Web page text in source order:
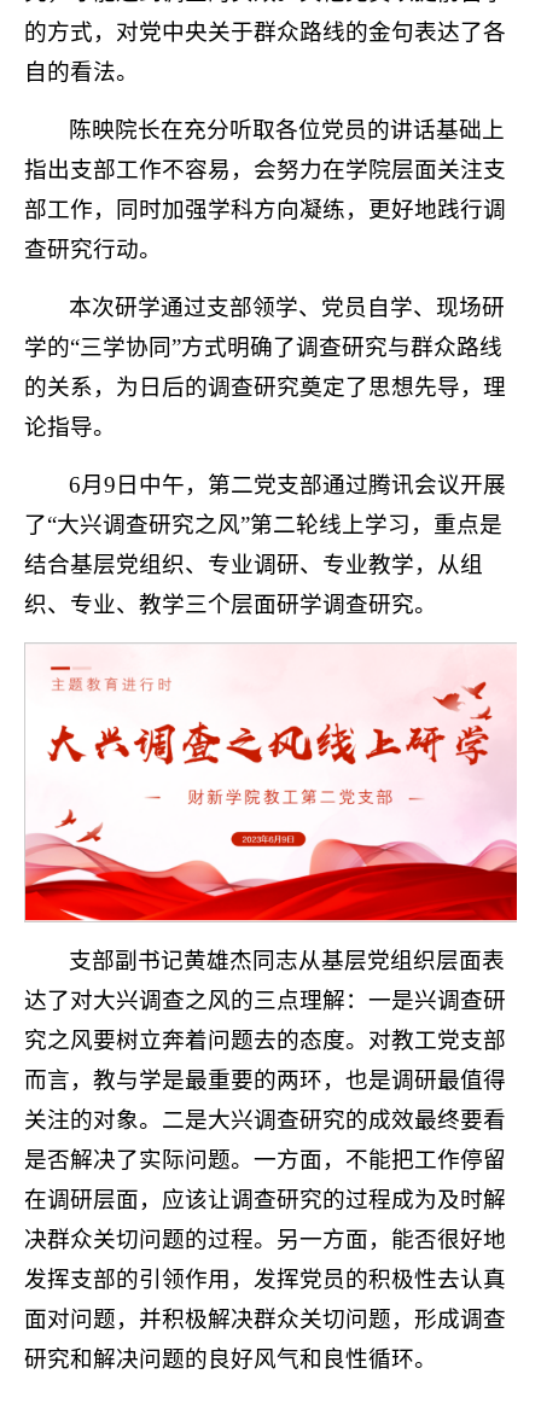
的方式，对党中央关于群众路线的金句表达了各
自的看法。
陈映院长在充分听取各位党员的讲话基础上
指出支部工作不容易，会努力在学院层面关注支
部工作，同时加强学科方向凝练，更好地践行调
查研究行动。
本次研学通过支部领学、党员自学、现场研
学的“三学协同”方式明确了调查研究与群众路线
的关系，为日后的调查研究奠定了思想先导，理
论指导。
6月9日中午，第二党支部通过腾讯会议开展
了“大兴调查研究之风”第二轮线上学习，重点是
结合基层党组织、专业调研、专业教学，从组
织、专业、教学三个层面研学调查研究。
支部副书记黄雄杰同志从基层党组织层面表
达了对大兴调查之风的三点理解：一是兴调查研
究之风要树立奔着问题去的态度。对教工党支部
而言，教与学是最重要的两环，也是调研最值得
关注的对象。二是大兴调查研究的成效最终要看
是否解决了实际问题。一方面，不能把工作停留
在调研层面，应该让调查研究的过程成为及时解
决群众关切问题的过程。另一方面，能否很好地
发挥支部的引领作用，发挥党员的积极性去认真
面对问题，并积极解决群众关切问题，形成调查
研究和解决问题的良好风气和良性循环。